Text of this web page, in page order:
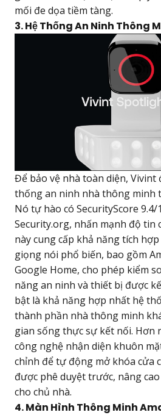
mối đe dọa tiềm tàng.
3. Hệ Thống An Ninh Thông
Để bảo vệ nhà toàn diện, Vivint
thống an ninh nhà thông minh
Nó tự hào có SecurityScore
Security.org, nhấn mạnh độ tin
này cung cấp khả năng tích
giọng nói phổ biến, bao gồm
Google Home, cho phép kiểm
năng an ninh và thiết bị được
bật là khả năng hợp nhất hệ
thành phần nhà thông minh
gian sống thực sự kết nối. Hơn
công nghệ nhận diện khuôn
chỉnh để tự động mở khóa cửa
được phê duyệt trước, nâng
cho chủ nhà.
4. Màn Hình Thông Minh